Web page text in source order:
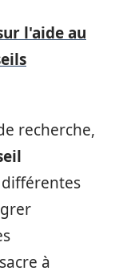
l'aide au
recherche,
à